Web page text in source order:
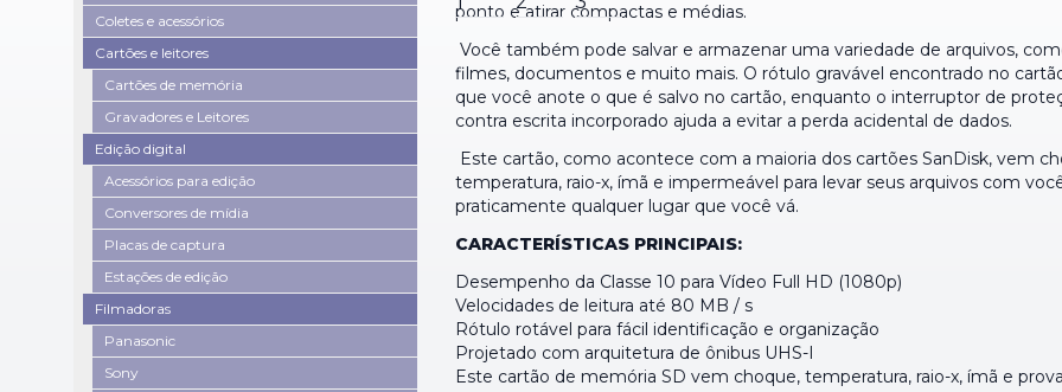
Coletes e acessórios
Cartões e leitores
Cartões de memória
Gravadores e Leitores
Edição digital
Acessórios para edição
Conversores de mídia
Placas de captura
Estações de edição
Filmadoras
Panasonic
Sony
ponto e atirar compactas e médias.
Você também pode salvar e armazenar uma variedade de arquivos,
filmes, documentos e muito mais. O rótulo gravável encontrado no
que você anote o que é salvo no cartão, enquanto o interruptor de
contra escrita incorporado ajuda a evitar a perda acidental de dados.
Este cartão, como acontece com a maioria dos cartões SanDisk, vem
temperatura, raio-x, ímã e impermeável para levar seus arquivos com
praticamente qualquer lugar que você vá.
CARACTERÍSTICAS PRINCIPAIS:
Desempenho da Classe 10 para Vídeo Full HD (1080p)
Velocidades de leitura até 80 MB / s
Rótulo rotável para fácil identificação e organização
Projetado com arquitetura de ônibus UHS-I
Este cartão de memória SD vem choque, temperatura, raio-x, ímã e